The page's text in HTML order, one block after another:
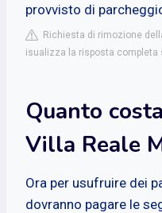
provvisto di
Richiesta di rimozione
isualizza la risposta completa
Quanto
Villa Reale
Ora per usufruire dei
dovranno pagare le